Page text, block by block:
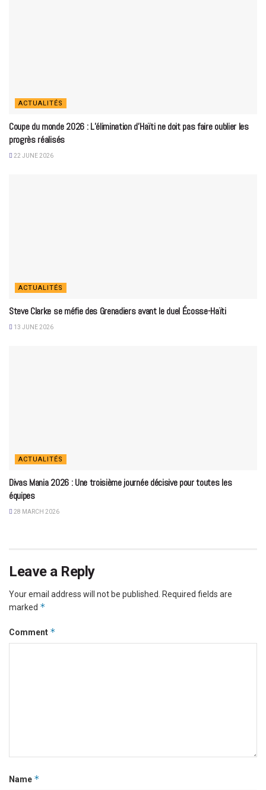
ACTUALITÉS
Coupe du monde 2026 : L’élimination d’Haïti ne doit pas faire oublier les
progrès réalisés
22 JUNE 2026
ACTUALITÉS
Steve Clarke se méfie des Grenadiers avant le duel Écosse-Haïti
13 JUNE 2026
ACTUALITÉS
Divas Mania 2026 : Une troisième journée décisive pour toutes les
équipes
28 MARCH 2026
Leave a Reply
Your email address will not be published. Required fields are
marked *
Comment *
Name *